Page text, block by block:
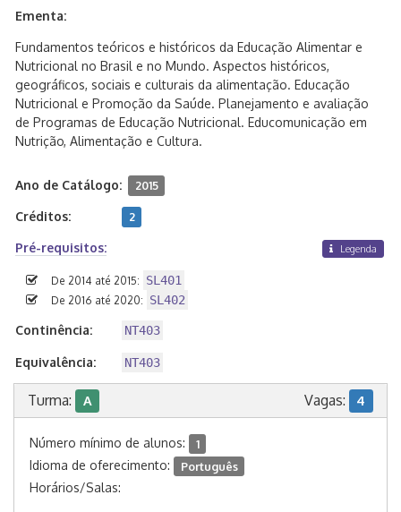
Ementa:
Fundamentos teóricos e históricos da Educação Alimentar e
Nutricional no Brasil e no Mundo. Aspectos históricos,
geográficos, sociais e culturais da alimentação. Educação
Nutricional e Promoção da Saúde. Planejamento e avaliação
de Programas de Educação Nutricional. Educomunicação em
Nutrição, Alimentação e Cultura.
Ano de Catálogo: 2015
Créditos: 2
Pré-requisitos: Legenda
De 2014 até 2015: SL401
De 2016 até 2020: SL402
Continência: NT403
Equivalência: NT403
Turma: A Vagas: 4
Número mínimo de alunos: 1
Idioma de oferecimento: Português
Horários/Salas: